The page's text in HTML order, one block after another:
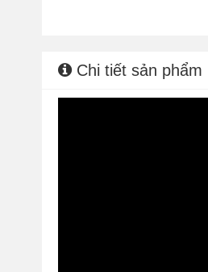
Chi tiết sản phẩm